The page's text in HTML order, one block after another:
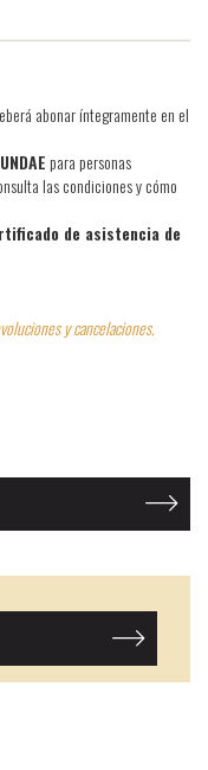
abonar íntegramente en el
para personas
las condiciones y cómo
de asistencia de
y cancelaciones.